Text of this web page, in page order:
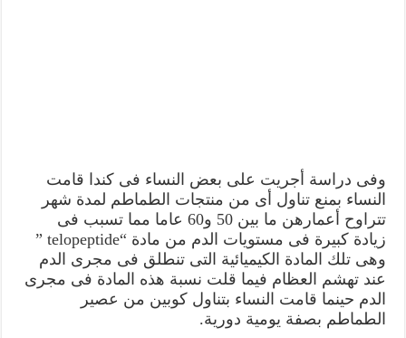
وفى دراسة أجريت على بعض النساء فى كندا قامت
النساء بمنع تناول أى من منتجات الطماطم لمدة شهر
تتراوح أعمارهن ما بين 50 و60 عاما مما تسبب فى
زيادة كبيرة فى مستويات الدم من مادة “telopeptide ”
وهى تلك المادة الكيميائية التى تنطلق فى مجرى الدم
عند تهشم العظام فيما قلت نسبة هذه المادة فى مجرى
الدم حينما قامت النساء بتناول كوبين من عصير
الطماطم بصفة يومية دورية.